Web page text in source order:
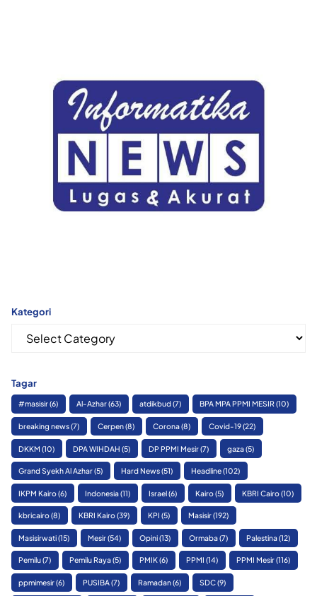
Kategori
Kategori
Tagar
#masisir(6) Al-Azhar(63) atdikbud(7) BPA MPA PPMI MESIR(10)
breaking news(7) Cerpen(8) Corona(8) Covid-19(22)
DKKM (10) DPA WIHDAH (5) DP PPMI Mesir(7) gaza(5)
Grand Syekh Al Azhar(5) Hard News(51) Headline(102)
IKPM Kairo(6) Indonesia(11) Israel(6) Kairo(5) KBRI Cairo(10)
kbricairo(8) KBRI Kairo(39) KPI (5) Masisir(192)
Masisirwati(15) Mesir(54) Opini(13) Ormaba(7) Palestina(12)
Pemilu(7) Pemilu Raya(5) PMIK(6) PPMI (14) PPMI Mesir(116)
ppmimesir(6) PUSIBA(7) Ramadan(6) SDC(9)